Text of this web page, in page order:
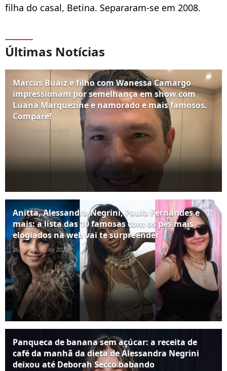
filha do casal, Betina. Separaram-se em 2008.
Últimas Notícias
Marcus Buaiz e filho com Wanessa Camargo
impressionam por semelhança em show com
Luana Marquezine e namorado e mais famosos.
Compare!
1 de outubro de 2025
Anitta, Alessandra Negrini, Paula Fernandes e
mais: a lista das 10 famosas com os pés mais
elogiados na web vai te surpreender
26 de agosto de 2025
Panqueca de banana sem açúcar: a receita de
café da manhã da dieta de Alessandra Negrini
deixou até Deborah Secco babando